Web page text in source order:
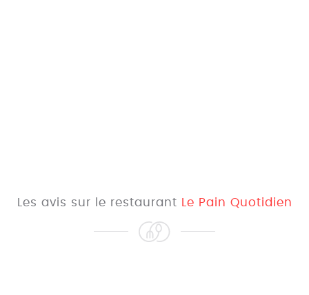
Les avis sur le restaurant Le Pain Quotidien